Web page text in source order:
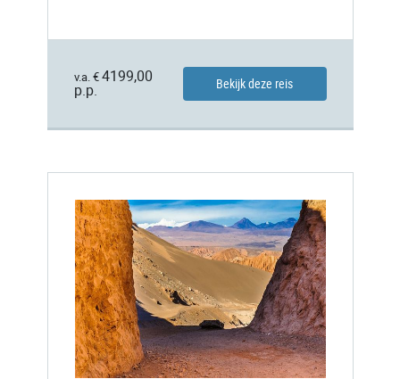
v.a. € 4199,00
p.p.
Bekijk deze reis